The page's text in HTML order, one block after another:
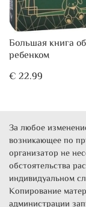
Большая книга
ребенком
€ 22.99
За любое
возникающее по
организатор не
обстоятельства
индивидуальном
Копирование